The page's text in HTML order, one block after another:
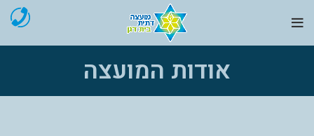
אודות המועצה